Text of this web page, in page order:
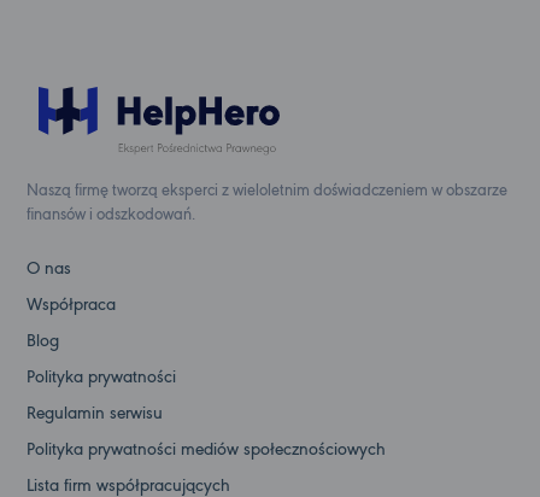
Naszą firmę tworzą eksperci z wieloletnim doświadczeniem w obszarze
finansów i odszkodowań.
O nas
Współpraca
Blog
Polityka prywatności
Regulamin serwisu
Polityka prywatności mediów społecznościowych
Lista firm współpracujących